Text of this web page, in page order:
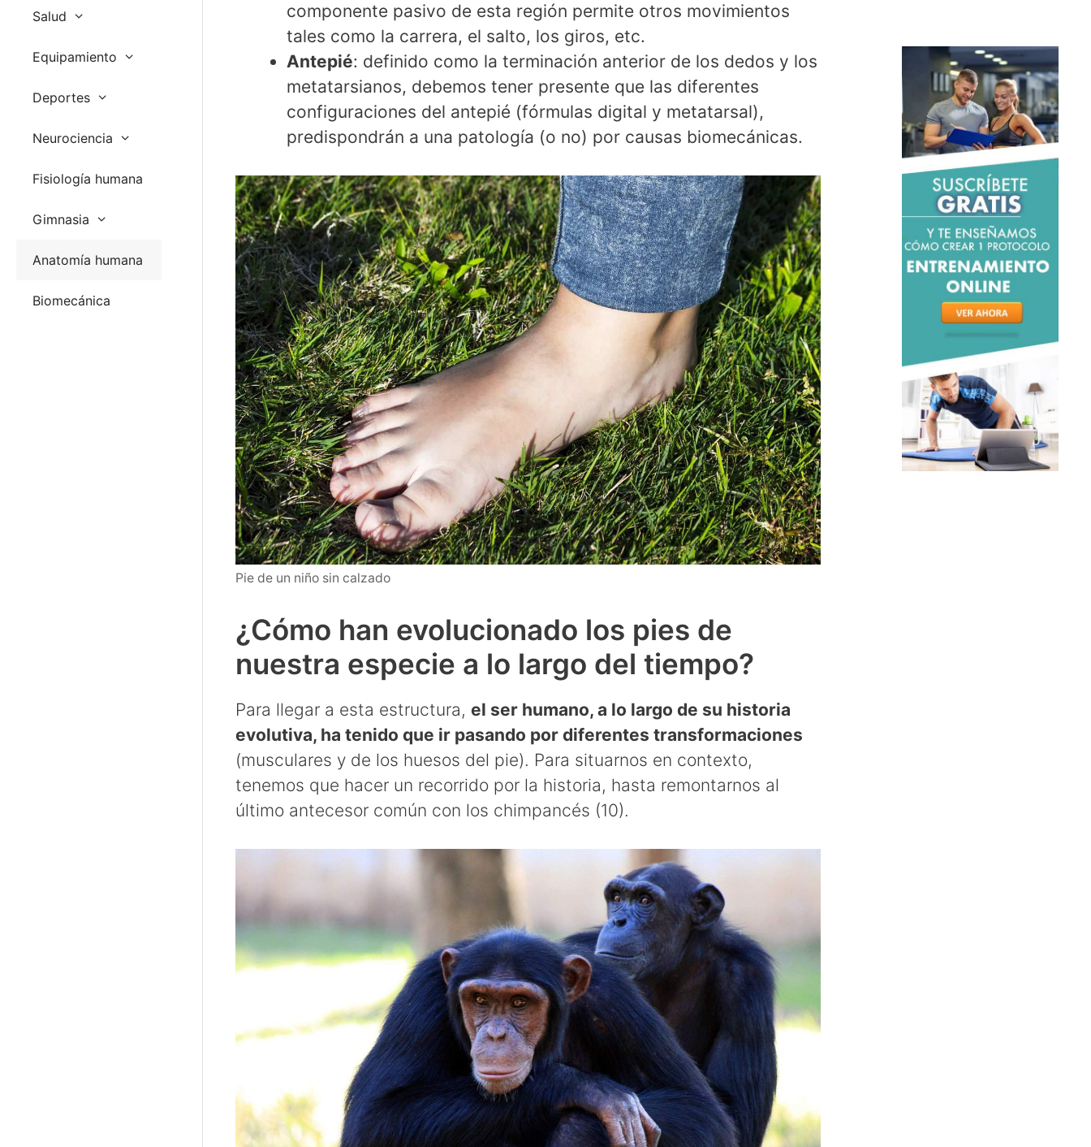
Salud
Equipamiento
Deportes
Neurociencia
Fisiología humana
Gimnasia
Anatomía humana
Biomecánica
componente pasivo de esta región permite otros movimientos
tales como la carrera, el salto, los giros, etc.
Antepié: definido como la terminación anterior de los dedos y los
metatarsianos, debemos tener presente que las diferentes
configuraciones del antepié (fórmulas digital y metatarsal),
predispondrán a una patología (o no) por causas biomecánicas.
Pie de un niño sin calzado
¿Cómo han evolucionado los pies de
nuestra especie a lo largo del tiempo?
Para llegar a esta estructura, el ser humano, a lo largo de su historia
evolutiva, ha tenido que ir pasando por diferentes transformaciones
(musculares y de los huesos del pie). Para situarnos en contexto,
tenemos que hacer un recorrido por la historia, hasta remontarnos al
último antecesor común con los chimpancés (10).